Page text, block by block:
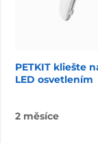
a pazúriky
PETKIT kliešte
LED osvetlením
2 měsíce